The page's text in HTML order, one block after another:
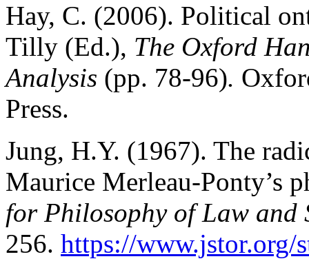
Hay, C. (2006). Political
Tilly (Ed.), The Oxford
Analysis (pp. 78-96).
Press.
Jung, H.Y. (1967). The
Maurice Merleau-Ponty’s
for Philosophy of Law
256. https://www.jstor.org/